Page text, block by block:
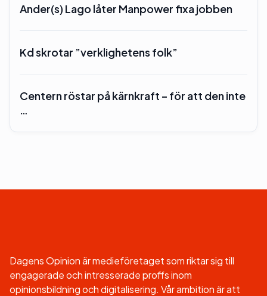
Ander(s) Lago låter Manpower fixa jobben
Kd skrotar ”verklighetens folk”
Centern röstar på kärnkraft – för att den inte
…
Dagens Opinion är medieföretaget som riktar sig till
engagerade och intresserade proffs inom
opinionsbildning och digitalisering. Vår ambition är att